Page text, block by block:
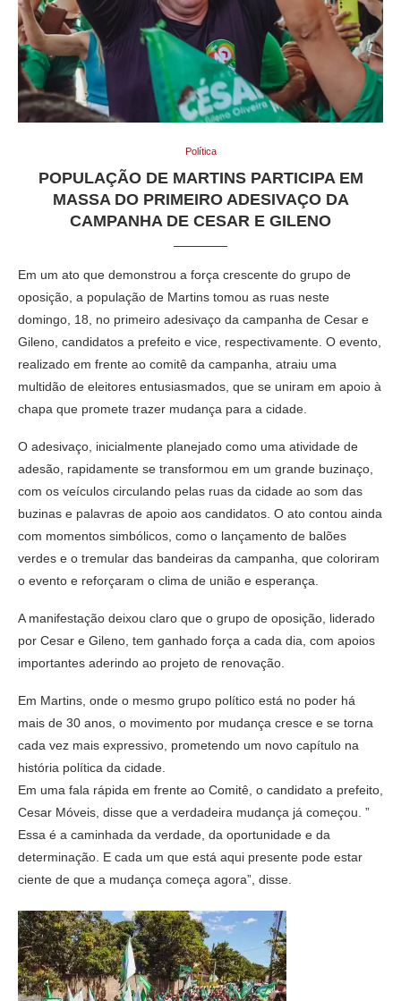
Política
POPULAÇÃO DE MARTINS PARTICIPA EM
MASSA DO PRIMEIRO ADESIVAÇO DA
CAMPANHA DE CESAR E GILENO
Em um ato que demonstrou a força crescente do grupo de
oposição, a população de Martins tomou as ruas neste
domingo, 18, no primeiro adesivaço da campanha de Cesar e
Gileno, candidatos a prefeito e vice, respectivamente. O evento,
realizado em frente ao comitê da campanha, atraiu uma
multidão de eleitores entusiasmados, que se uniram em apoio à
chapa que promete trazer mudança para a cidade.
O adesivaço, inicialmente planejado como uma atividade de
adesão, rapidamente se transformou em um grande buzinaço,
com os veículos circulando pelas ruas da cidade ao som das
buzinas e palavras de apoio aos candidatos. O ato contou ainda
com momentos simbólicos, como o lançamento de balões
verdes e o tremular das bandeiras da campanha, que coloriram
o evento e reforçaram o clima de união e esperança.
A manifestação deixou claro que o grupo de oposição, liderado
por Cesar e Gileno, tem ganhado força a cada dia, com apoios
importantes aderindo ao projeto de renovação.
Em Martins, onde o mesmo grupo político está no poder há
mais de 30 anos, o movimento por mudança cresce e se torna
cada vez mais expressivo, prometendo um novo capítulo na
história política da cidade.
Em uma fala rápida em frente ao Comitê, o candidato a prefeito,
Cesar Móveis, disse que a verdadeira mudança já começou. ”
Essa é a caminhada da verdade, da oportunidade e da
determinação. E cada um que está aqui presente pode estar
ciente de que a mudança começa agora”, disse.